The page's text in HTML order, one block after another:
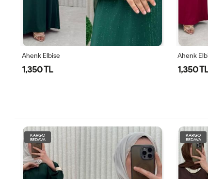
Ahenk Elbise
1,350 TL
Ahenk
1,350 TL
KARGO
BEDAVA
KARGO
BEDAVA